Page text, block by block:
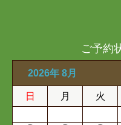
ご予約
2026年 8月
日 月 火